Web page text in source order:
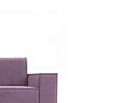
светильник